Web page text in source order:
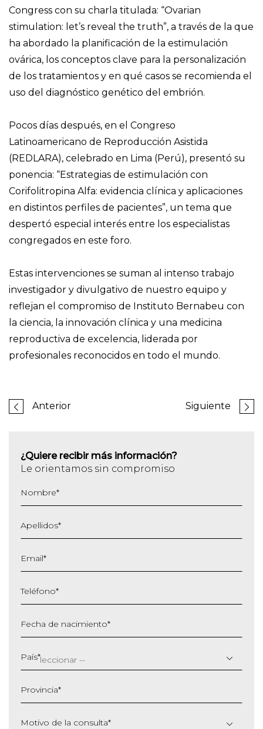
Congress con su charla titulada: “Ovarian
stimulation: let’s reveal the truth”, a través de la que
ha abordado la planificación de la estimulación
ovárica, los conceptos clave para la personalización
de los tratamientos y en qué casos se recomienda el
uso del diagnóstico genético del embrión.
Pocos días después, en el Congreso
Latinoamericano de Reproducción Asistida
(REDLARA), celebrado en Lima (Perú), presentó su
ponencia: “Estrategias de estimulación con
Corifolitropina Alfa: evidencia clínica y aplicaciones
en distintos perfiles de pacientes”, un tema que
despertó especial interés entre los especialistas
congregados en este foro.
Estas intervenciones se suman al intenso trabajo
investigador y divulgativo de nuestro equipo y
reflejan el compromiso de Instituto Bernabeu con
la ciencia, la innovación clínica y una medicina
reproductiva de excelencia, liderada por
profesionales reconocidos en todo el mundo.
Anterior Siguiente
¿Quiere recibir más información?
Le orientamos sin compromiso
Nombre*
Apellidos*
Email*
Teléfono*
Fecha de nacimiento*
barra
MM
AAAA
País*
Provincia*
Motivo de la consulta*